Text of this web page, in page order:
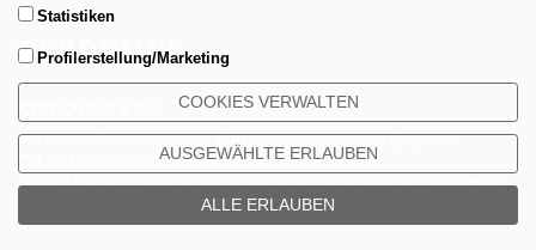
Via Emilia Ponente, 1000 - 48014 Castel Bolognese (RA) Italy
Tel. +39.0546.652111 - Email: info@cerdomus.com
Codice Fiscale e numero iscrizione al registro imprese di Ravenna
02620780391 - REA RA 217992 - Capitale Sociale Euro 20.000.000 i.v.
Statistiken
Profilerstellung/Marketing
COOKIES VERWALTEN
AUSGEWÄHLTE ERLAUBEN
ALLE ERLAUBEN